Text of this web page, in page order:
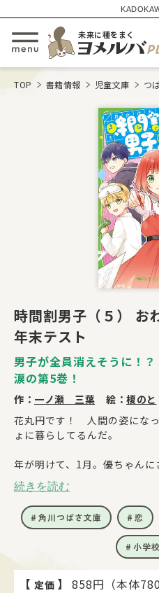
メニューを開閉する
未来に種をまく
TOP 書籍情報 児童文庫 つ
時間割男子（５）
年末テスト
男子が全員消えそうに！
涙の第5巻！
作： 一ノ瀬 三葉 絵： 榎のと
花丸円です！ 人間の姿にな
ょに暮らしてるんだ。
年が明けて、1月。優ちゃん
道府県対抗ライバルテスト」
り道、なんと科目男子4人が一
原因もわからずみんなの寿命
みとめない。いざ、勝負の学
だけどあんなことが起こって
と涙の第5巻！
続きを読む
角川つばさ文庫 恋
小学
【 定価 】
858円（本体780